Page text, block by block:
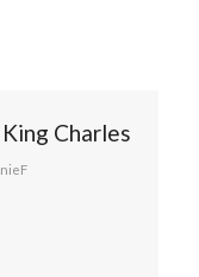
Charles